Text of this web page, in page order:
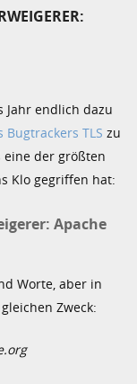
Jahr endlich dazu
TLS zu
der größten
Klo gegriffen hat:
Apache
Worte, aber in
Zweck: